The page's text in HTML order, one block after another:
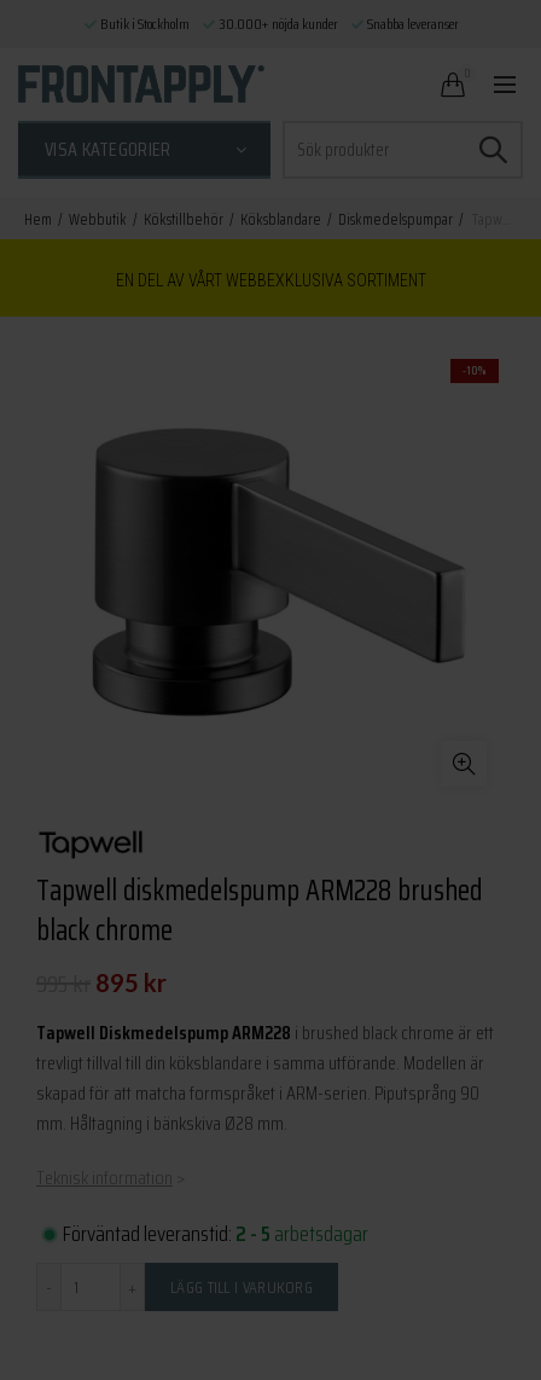
VISA KATEGORIER
efter:
Hem Webbutik Kökstillbehör Köksblandare Diskmedelspumpar
EN DEL AV VÅRT WEBBEXKLUSIVA SORTIMENT
-10%
Tapwell diskmedelspump ARM228 brushed
black chrome
Det
ursprungliga
priset
var:
995 kr.
895 krDet
nuvarande
priset
är:
895 kr.
Tapwell Diskmedelspump ARM228 i brushed black chrome är ett
trevligt tillval till din köksblandare i samma utförande. Modellen är
skapad för att matcha formspråket i ARM-serien. Piputsprång 90
mm. Håltagning i bänkskiva Ø28 mm.
Teknisk information
Förväntad leveranstid:2 - 5arbetsdagar
LÄGG TILL I VARUKORG
Butik i Stockholm 30.000+ nöjda kunder Snabba leveranser